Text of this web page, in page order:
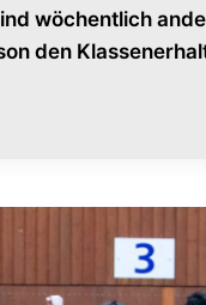
wöchentlich
den